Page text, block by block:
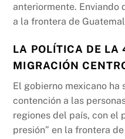
anteriormente. Enviando
a la frontera de
LA POLÍTICA DE LA
MIGRACIÓN
El gobierno mexicano
contención a las
regiones del país, con el
presión” en la frontera